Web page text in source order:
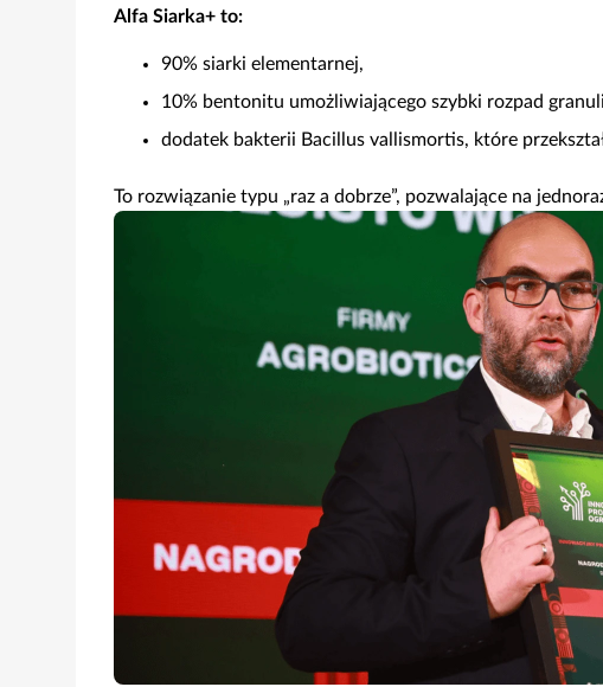
Alfa Siarka+ to:
90% siarki elementarnej,
10% bentonitu umożliwiającego szybki rozpad
dodatek bakterii Bacillus vallismortis, które
To rozwiązanie typu „raz a dobrze”, pozwalające na